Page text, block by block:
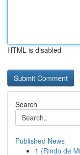
HTML is disabled
Search
Published News
1 {Rindo de